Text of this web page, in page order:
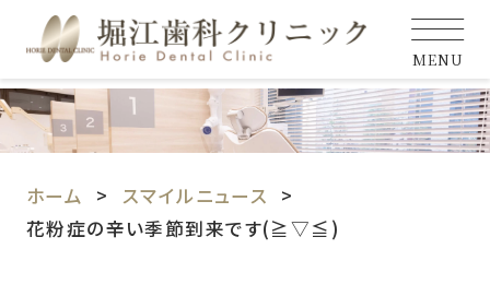
MENU
ホーム
スマイルニュース
花粉症の辛い季節到来です(≧▽≦)